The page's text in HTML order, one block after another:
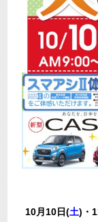
10月10日(土)・